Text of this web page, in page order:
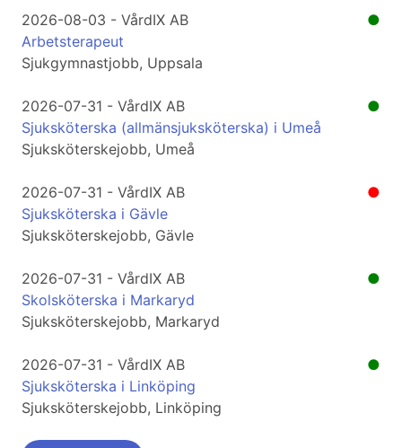
●
2026-08-03 - VårdIX AB
Arbetsterapeut
Sjukgymnastjobb, Uppsala
●
2026-07-31 - VårdIX AB
Sjuksköterska (allmänsjuksköterska) i Umeå
Sjuksköterskejobb, Umeå
●
2026-07-31 - VårdIX AB
Sjuksköterska i Gävle
Sjuksköterskejobb, Gävle
●
2026-07-31 - VårdIX AB
Skolsköterska i Markaryd
Sjuksköterskejobb, Markaryd
●
2026-07-31 - VårdIX AB
Sjuksköterska i Linköping
Sjuksköterskejobb, Linköping